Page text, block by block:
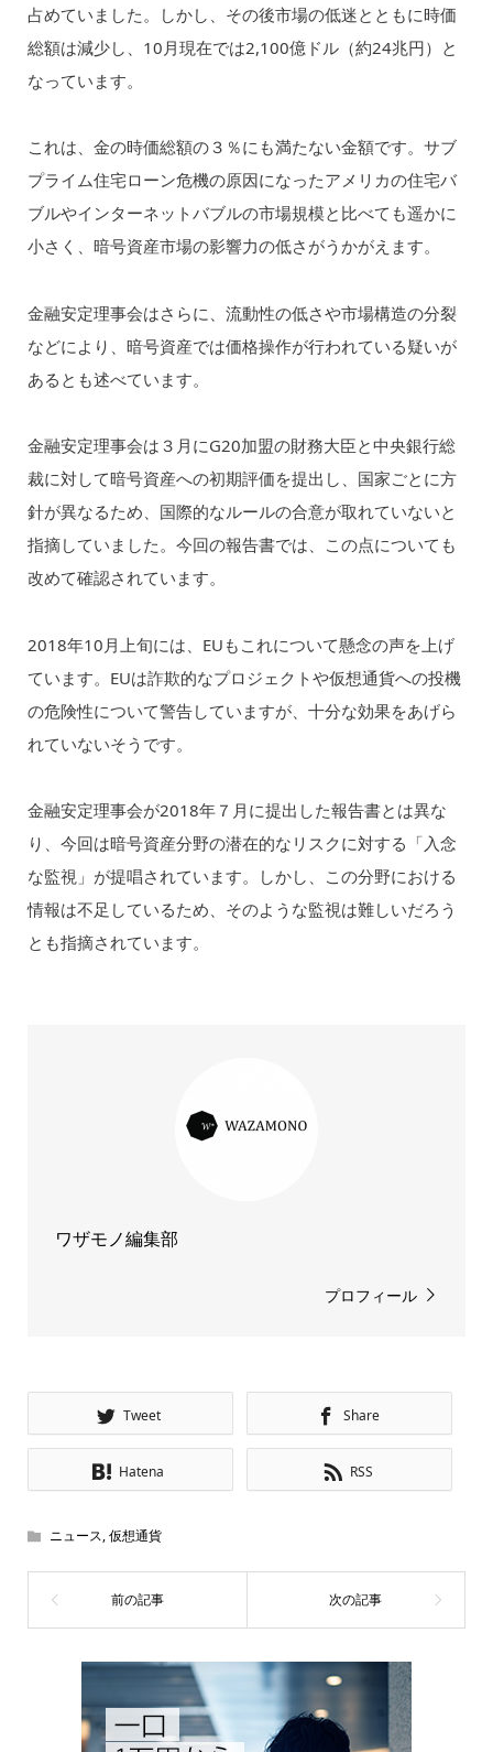
占めていました。しかし、その後市場の低迷とともに時価
総額は減少し、10月現在では2,100億ドル（約24兆円）と
なっています。
これは、金の時価総額の３％にも満たない金額です。サブ
プライム住宅ローン危機の原因になったアメリカの住宅バ
ブルやインターネットバブルの市場規模と比べても遥かに
小さく、暗号資産市場の影響力の低さがうかがえます。
金融安定理事会はさらに、流動性の低さや市場構造の分裂
などにより、暗号資産では価格操作が行われている疑いが
あるとも述べています。
金融安定理事会は３月にG20加盟の財務大臣と中央銀行総
裁に対して暗号資産への初期評価を提出し、国家ごとに方
針が異なるため、国際的なルールの合意が取れていないと
指摘していました。今回の報告書では、この点についても
改めて確認されています。
2018年10月上旬には、EUもこれについて懸念の声を上げ
ています。EUは詐欺的なプロジェクトや仮想通貨への投機
の危険性について警告していますが、十分な効果をあげら
れていないそうです。
金融安定理事会が2018年７月に提出した報告書とは異な
り、今回は暗号資産分野の潜在的なリスクに対する「入念
な監視」が提唱されています。しかし、この分野における
情報は不足しているため、そのような監視は難しいだろう
とも指摘されています。
ワザモノ編集部
プロフィール
Tweet Share
Hatena RSS
ニュース,仮想通貨